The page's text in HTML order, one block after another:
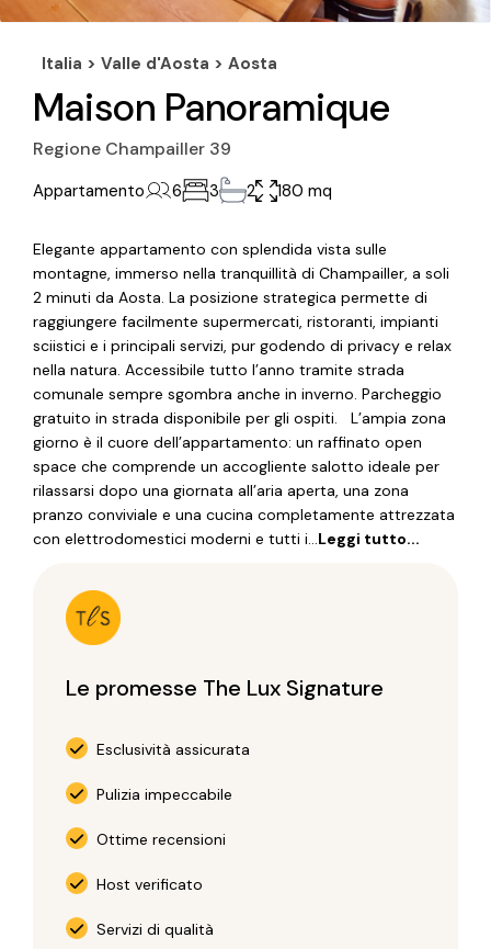
Italia >Valle d'Aosta >Aosta
Maison Panoramique
Regione Champailler 39
Appartamento 6 3 2 180 mq
Elegante appartamento con splendida vista sulle
montagne, immerso nella tranquillità di Champailler, a soli
2 minuti da Aosta. La posizione strategica permette di
raggiungere facilmente supermercati, ristoranti, impianti
sciistici e i principali servizi, pur godendo di privacy e relax
nella natura. Accessibile tutto l’anno tramite strada
comunale sempre sgombra anche in inverno. Parcheggio
gratuito in strada disponibile per gli ospiti. L’ampia zona
giorno è il cuore dell’appartamento: un raffinato open
space che comprende un accogliente salotto ideale per
rilassarsi dopo una giornata all’aria aperta, una zona
pranzo conviviale e una cucina completamente attrezzata
con elettrodomestici moderni e tutti i...Leggi tutto...
Le promesse The Lux Signature
Esclusività assicurata
Pulizia impeccabile
Ottime recensioni
Host verificato
Servizi di qualità